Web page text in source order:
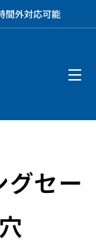
外対応可能
グセー